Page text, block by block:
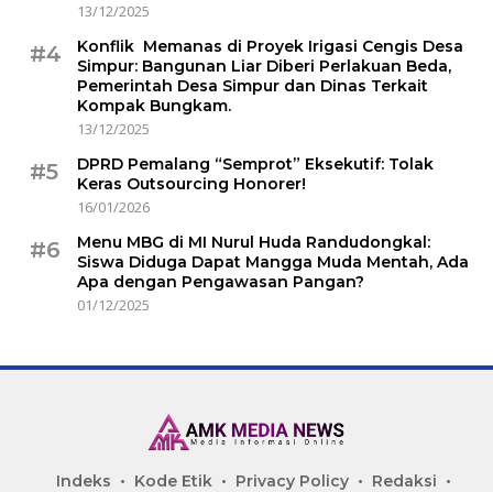
13/12/2025
#4
Konflik Memanas di Proyek Irigasi Cengis Desa
Simpur: Bangunan Liar Diberi Perlakuan Beda,
Pemerintah Desa Simpur dan Dinas Terkait
Kompak Bungkam.
13/12/2025
#5
DPRD Pemalang “Semprot” Eksekutif: Tolak
Keras Outsourcing Honorer!
16/01/2026
#6
Menu MBG di MI Nurul Huda Randudongkal:
Siswa Diduga Dapat Mangga Muda Mentah, Ada
Apa dengan Pengawasan Pangan?
01/12/2025
Indeks Kode Etik Privacy Policy Redaksi